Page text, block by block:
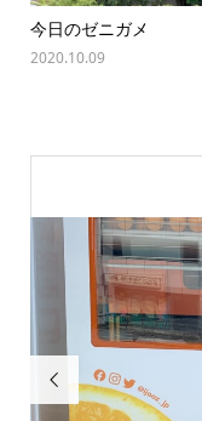
今日のゼニガメ
2020.10.09
